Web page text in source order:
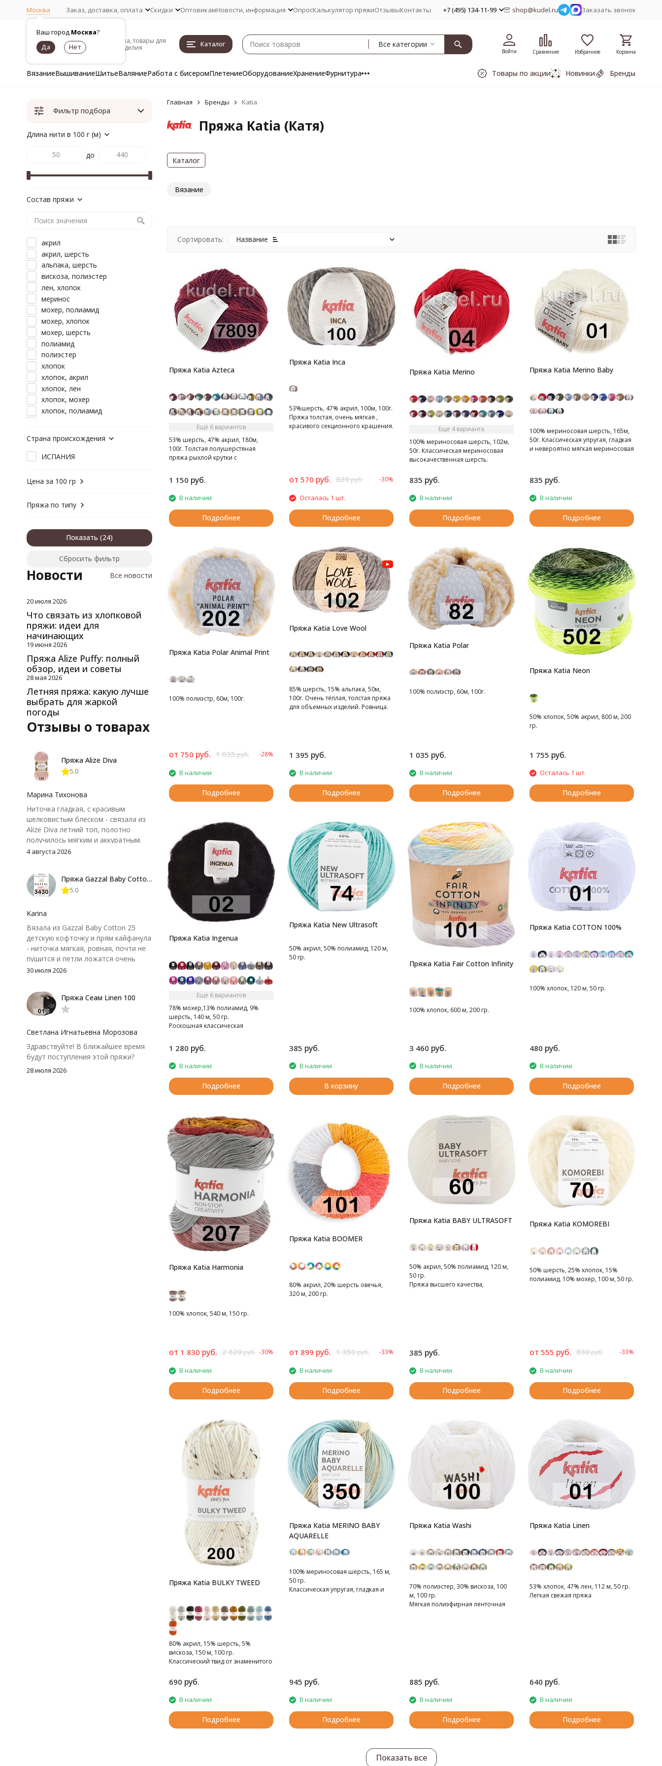
Москва
Ваш город Москва?
Заказ, доставка, оплата Скидки ОптовикамНовости, информация ОпросКалькулятор пряжиОтзывыКонтакты +7 (495) 134-11-99 shop@kudel.ru Заказать звонок
Пряжа, товары для
рукоделия
Каталог Все категории
Войти Сравнение Избранное Корзина
ВязаниеВышиваниеШитьеВаляниеРабота с бисеромПлетениеОборудованиеХранениеФурнитура Товары по акции Новинки Бренды
Главная Бренды Katia
Пряжа Katia (Катя)
Каталог
Вязание
Сортировать: Название
Пряжа Katia Azteca
Ещё 6 вариантов
53% шерсть, 47% акрил, 180м,
100г. Толстая полушерстяная
пряжа рыхлой крутки с
переходами.
1 150 руб.
В наличии
Подробнее
Пряжа Katia Inca
53%шерсть, 47% акрил, 100м, 100г.
Пряжа толстая, очень мягкая ,
красивого секционного крашения.
от 570 руб. 820руб. -30%
Осталась 1 шт.
Подробнее
Пряжа Katia Merino
Ещё 4 варианта
100% мериносовая шерсть, 102м,
50г. Классическая мериносовая
высокачественная шерсть.
835 руб.
В наличии
Подробнее
Пряжа Katia Merino Baby
100% мериносовая шерсть, 165м,
50г. Классическая упругая, гладкая
и невероятно мягкая мериносовая
835 руб.
В наличии
Подробнее
Пряжа Katia Polar Animal Print
100% полиэстр, 60м, 100г.
от 750 руб. 1 035руб. -28%
В наличии
Подробнее
Пряжа Katia Love Wool
85% шерсть, 15% альпака, 50м,
100г. Очень тёплая, толстая пряжа
для объемных изделий. Ровница.
1 395 руб.
В наличии
Подробнее
Пряжа Katia Polar
100% полиэстр, 60м, 100г.
1 035 руб.
В наличии
Подробнее
Пряжа Katia Neon
50% хлопок, 50% акрил, 800 м, 200
гр.
1 755 руб.
Осталась 1 шт.
Подробнее
Пряжа Katia Ingenua
Ещё 6 вариантов
78% мохер,13% полиамид, 9%
шерсть, 140 м, 50 гр.
Роскошная классическая
1 280 руб.
В наличии
Подробнее
Пряжа Katia New Ultrasoft
50% акрил, 50% полиамид, 120 м,
50 гр.
385 руб.
В наличии
В корзину
Пряжа Katia Fair Cotton Infinity
100% хлопок, 600 м, 200 гр.
3 460 руб.
В наличии
Подробнее
Пряжа Katia COTTON 100%
100% хлопок, 120 м, 50 гр.
480 руб.
В наличии
Подробнее
Пряжа Katia Harmonia
100% хлопок, 540 м, 150 гр.
от 1 830 руб. 2 620руб. -30%
В наличии
Подробнее
Пряжа Katia BOOMER
80% акрил, 20% шерсть овечья,
320 м, 200 гр.
от 899 руб. 1 350руб. -33%
В наличии
Подробнее
Пряжа Katia BABY ULTRASOFT
50% акрил, 50% полиамид, 120 м,
50 гр.
Пряжа высшего качества,
385 руб.
В наличии
Подробнее
Пряжа Katia KOMOREBI
50% шерсть, 25% хлопок, 15%
полиамид, 10% мохер, 100 м, 50 гр.
от 555 руб. 830руб. -33%
В наличии
Подробнее
Пряжа Katia BULKY TWEED
80% акрил, 15% шерсть, 5%
вискоза, 150 м, 100 гр.
Классический твид от знаменитого
испанского бренда.
690 руб.
В наличии
Подробнее
Пряжа Katia MERINO BABY
AQUARELLE
100% мериносовая шерсть, 165 м,
50 гр.
Классическая упругая, гладкая и
945 руб.
В наличии
Подробнее
Пряжа Katia Washi
70% полиэстер, 30% вискоза, 100
м, 100 гр.
Мягкая полиэфирная ленточная
885 руб.
В наличии
Подробнее
Пряжа Katia Linen
53% хлопок, 47% лен, 112 м, 50 гр.
Легкая свежая пряжа
640 руб.
В наличии
Подробнее
Показать все
Фильтр подбора
Длина нити в 100 г (м)
до
Состав пряжи
акрил
акрил, шерсть
альпака, шерсть
вискоза, полиэстер
лен, хлопок
меринос
мохер, полиамид
мохер, хлопок
мохер, шерсть
полиамид
полиэстер
хлопок
хлопок, акрил
хлопок, лен
хлопок, мохер
хлопок, полиамид
шерсть, акрил
шерсть, акрил, вискоза
шерсть, полиамид
Страна происхождения
ИСПАНИЯ
Цена за 100 гр
Пряжа по типу
Показать
Сбросить фильтр
Новости Все новости
20 июля 2026
Что связать из хлопковой
пряжи: идеи для
начинающих
19 июня 2026
Пряжа Alize Puffy: полный
обзор, идеи и советы
28 мая 2026
Летняя пряжа: какую лучше
выбрать для жаркой
погоды
Отзывы о товарах
Пряжа Alize Diva
5.0
Марина Тихонова
Ниточка гладкая, с красивым
шелковистым блеском - связала из
Alize Diva летний топ, полотно
получилось мягким и аккуратным.
Петли хорошо видны, вяжется
нюанс - пряжа немного скользит и
иногда расслаивается, пришлось
крючок поудобнее.
4 августа 2026
Пряжа Gazzal Baby Cotton 25
5.0
Karina
Вязала из Gazzal Baby Cotton 25
детскую кофточку и прям кайфанула
- ниточка мягкая, ровная, почти не
пушится и петли ложатся очень
аккуратно. После стирки полотно
потеряло, цвет тоже не стал
тусклее. Единственный нюанс -
моточки маленькие, расход лучше
чуть-чуть не хватило))
30 июля 2026
Пряжа Сеам Linen 100
Светлана Игнатьевна Морозова
Здравствуйте! В ближайшее время
будут поступления этой пряжи?
28 июля 2026